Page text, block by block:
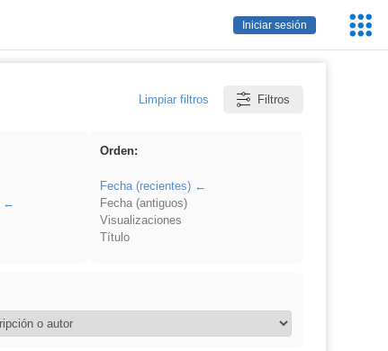
Iniciar sesión
Limpiar filtros Filtros
Orden:
Fecha (recientes)
Fecha (antiguos)
Visualizaciones
Título